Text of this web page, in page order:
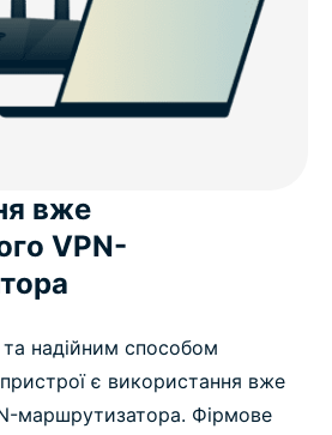
вже
VPN-
надійним способом
пристрої є використання вже
маршрутизатора. Фірмове